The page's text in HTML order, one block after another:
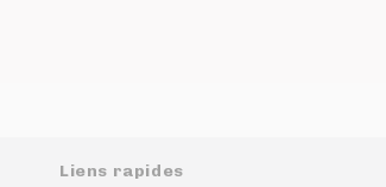
Liens rapides